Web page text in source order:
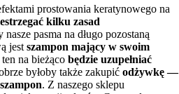
prostowania keratynowego na
kilku zasad
pasma na długo pozostaną
jestszampon mający w swoim
na bieżąco będzie uzupełniać
byłoby także zakupić odżywkę —
. Z naszego sklepu